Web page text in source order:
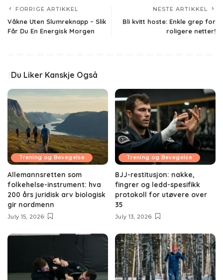
FORRIGE ARTIKKEL
Våkne Uten Slumreknapp – Slik
Får Du En Energisk Morgen
NESTE ARTIKKEL
Bli kvitt hoste: Enkle grep for
roligere netter!
Du Liker Kanskje Også
Trening og Bevegelse
Allemannsretten som
folkehelse-instrument: hva
200 års juridisk arv biologisk
gir nordmenn
July 15, 2026
Trening og Bevegelse
BJJ-restitusjon: nakke,
fingrer og ledd-spesifikk
protokoll for utøvere over
35
July 13, 2026